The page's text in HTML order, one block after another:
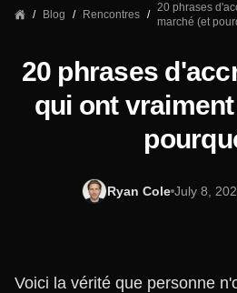
/ Blog / Rencontres /
20 phrases
marché (et
20 phrases
qui ont
Ryan Cole July 8,
Voici la vérité que personne